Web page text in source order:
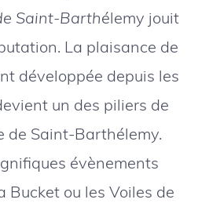
Saint-Barthélemy jouit
La plaisance de
développée depuis les
un des piliers de
de Saint-Barthélemy.
évènements
Bucket ou les Voiles de